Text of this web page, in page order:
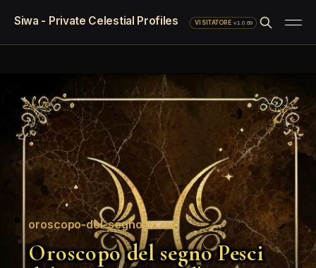
Siwa - Private Celestial Profiles VISITATORE·v1.0.69
oroscopo-del-segno
Oroscopo del segno Pesci